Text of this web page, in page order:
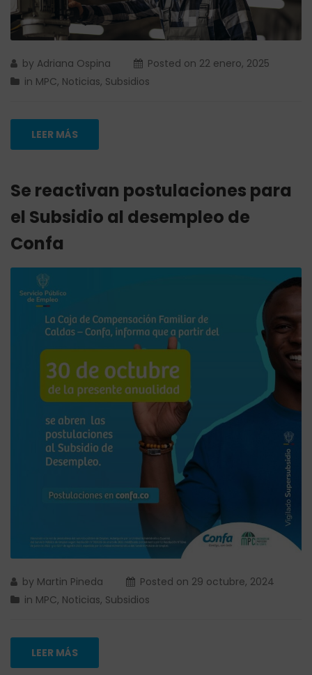
by Adriana Ospina Posted on 22 enero, 2025
in MPC, Noticias, Subsidios
LEER MÁS
Se reactivan postulaciones para
el Subsidio al desempleo de
Confa
by Martin Pineda Posted on 29 octubre, 2024
in MPC, Noticias, Subsidios
LEER MÁS